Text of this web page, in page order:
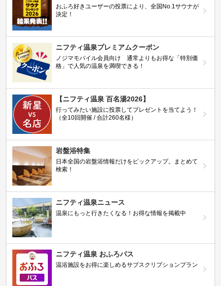
おふろ好きユーザーの投票により、全国No.1サウナが
決定！
ニフティ温泉プレミアムクーポン
ノジマモバイル会員向け 通常よりもお得な「特別価
格」で人気の温泉を満喫できる！
【ニフティ温泉 百名湯2026】
行ってみたい施設に投票してプレゼントを当てよう！
（全10回開催 / 合計260名様）
岩盤浴特集
日本全国の岩盤浴情報だけをピックアップ。まとめて
検索！
ニフティ温泉ニュース
温泉にもっと行きたくなる！お得な情報を掲載中
ニフティ温泉 おふろパス
温浴施設をお得に楽しめるサブスクリプションプラン